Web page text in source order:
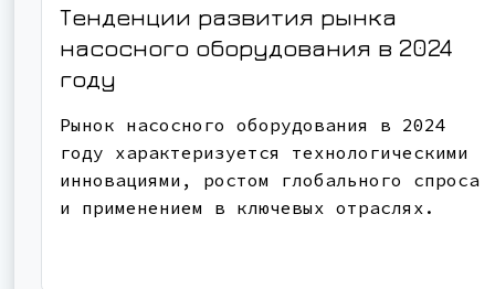
Тенденции развития рынка
насосного оборудования в 2024
году
Рынок насосного оборудования в 2024
году характеризуется технологическими
инновациями, ростом глобального спроса
и применением в ключевых отраслях.